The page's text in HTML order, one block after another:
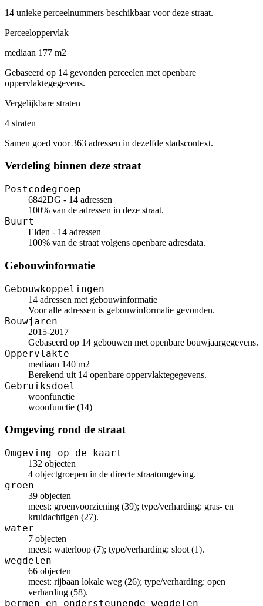
14 unieke perceelnummers beschikbaar voor deze straat.
Perceeloppervlak
mediaan 177 m2
Gebaseerd op 14 gevonden perceelen met openbare
oppervlaktegegevens.
Vergelijkbare straten
4 straten
Samen goed voor 363 adressen in dezelfde stadscontext.
Verdeling binnen deze straat
Postcodegroep
6842DG - 14 adressen
100% van de adressen in deze straat.
Buurt
Elden - 14 adressen
100% van de straat volgens openbare adresdata.
Gebouwinformatie
Gebouwkoppelingen
14 adressen met gebouwinformatie
Voor alle adressen is gebouwinformatie gevonden.
Bouwjaren
2015-2017
Gebaseerd op 14 gebouwen met openbare bouwjaargegevens.
Oppervlakte
mediaan 140 m2
Berekend uit 14 openbare oppervlaktegegevens.
Gebruiksdoel
woonfunctie
woonfunctie (14)
Omgeving rond de straat
Omgeving op de kaart
132 objecten
4 objectgroepen in de directe straatomgeving.
groen
39 objecten
meest: groenvoorziening (39); type/verharding: gras- en
kruidachtigen (27).
water
7 objecten
meest: waterloop (7); type/verharding: sloot (1).
wegdelen
66 objecten
meest: rijbaan lokale weg (26); type/verharding: open
verharding (58).
bermen en ondersteunende wegdelen